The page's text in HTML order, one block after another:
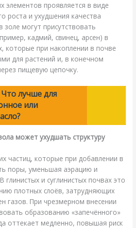
элементов проявляется в виде
роста и ухудшения качества
могут присутствовать
кадмий, свинец, арсен) в
которые при накоплении в почве
для растений и, в конечном
пищевую цепочку.
Что лучше для
или
может ухудшать структуру
частиц, которые при добавлении в
поры, уменьшая аэрацию и
и суглинистых почвах это
плотных слоёв, затрудняющих
газов. При чрезмерном внесении
образованию «запечённого»
оттекает медленно, повышая риск